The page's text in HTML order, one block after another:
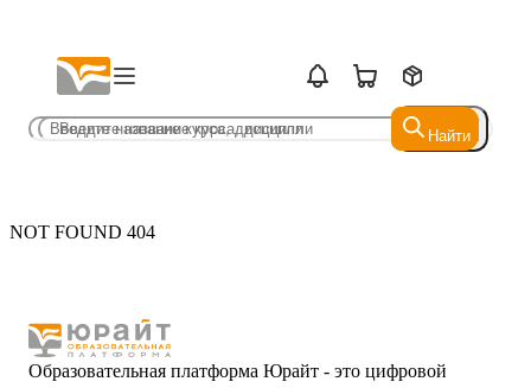
Найти
Найти
NOT FOUND 404
Образовательная платформа Юрайт - это цифровой